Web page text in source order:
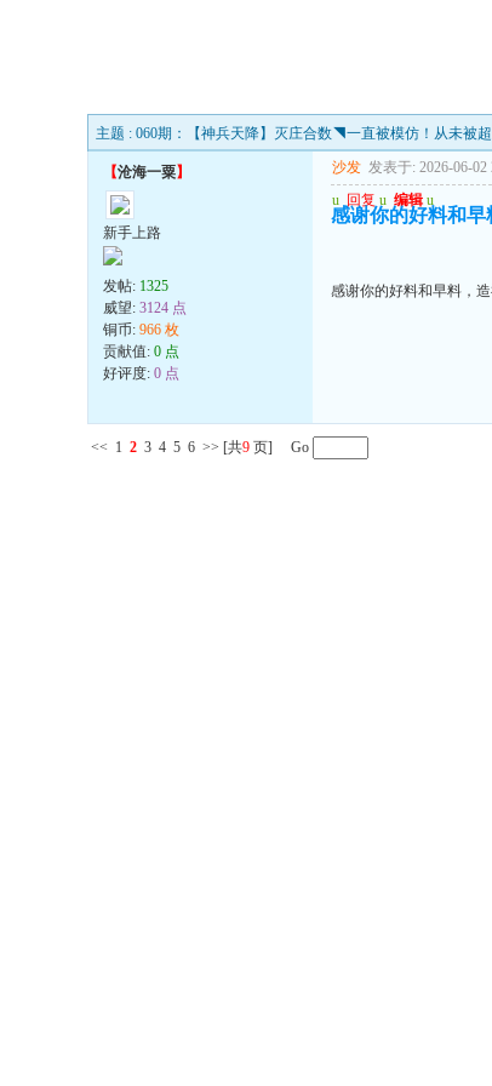
主题 : 060期：【神兵天降】灭庄合数◥一直被模仿！从未被超
【沧海一粟】
新手上路
发帖: 1325
威望: 3124 点
铜币: 966 枚
贡献值: 0 点
好评度: 0 点
沙发 发表于: 2026-06-02
u 回复 u 编辑 u
感谢你的好料和
感谢你的好料和早料，
<< 1 2 3 4 5 6 >> [共9 页] Go